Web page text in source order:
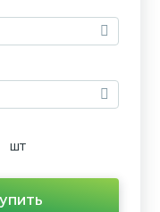
шт